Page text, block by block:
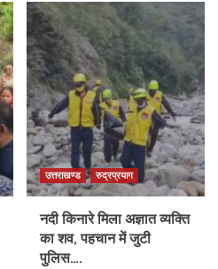
उत्तराखण्ड रुद्रप्रयाग
नदी किनारे मिला अज्ञात व्यक्ति
का शव, पहचान में जुटी
पुलिस….